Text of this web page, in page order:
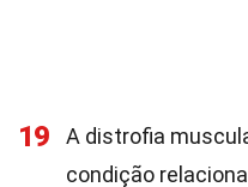
19
A distrofia
condição